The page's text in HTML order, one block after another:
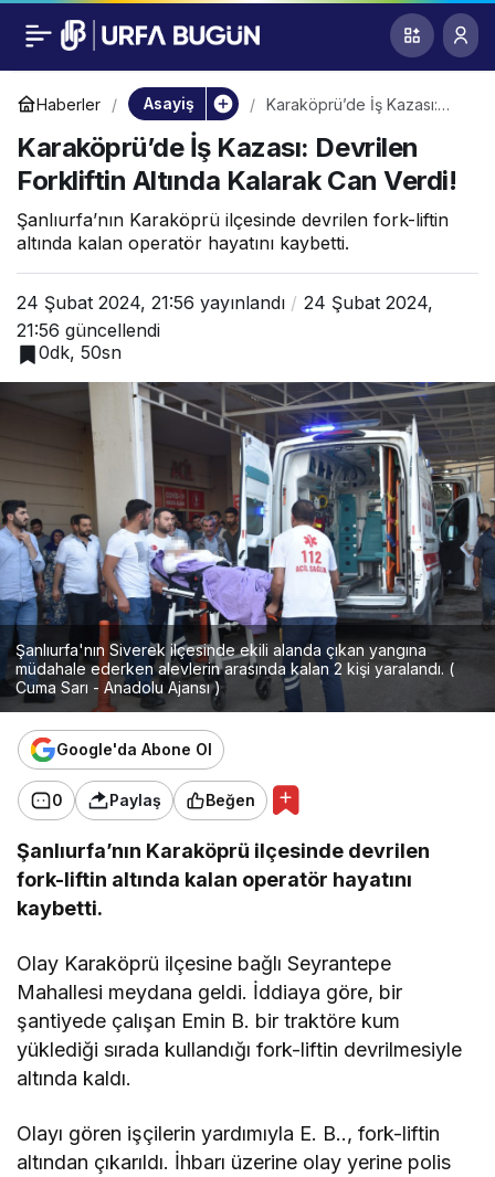
Haberler Asayiş
Karaköprü’de İş Kazası:
Kalarak Can Verdi!
Karaköprü’de İş Kazası: Devrilen
Forkliftin Altında Kalarak Can Verdi!
Şanlıurfa’nın Karaköprü ilçesinde devrilen fork-liftin
altında kalan operatör hayatını kaybetti.
24 Şubat 2024, 21:56 yayınlandı
24 Şubat 2024,
21:56 güncellendi
0dk, 50sn
Şanlıurfa'nın Siverek ilçesinde ekili alanda çıkan yangına
müdahale ederken alevlerin arasında kalan 2 kişi yaralandı. (
Cuma Sarı - Anadolu Ajansı )
Google'da Abone Ol
0 Paylaş Beğen
Şanlıurfa’nın Karaköprü ilçesinde devrilen
fork-liftin altında kalan operatör hayatını
kaybetti.
Olay Karaköprü ilçesine bağlı Seyrantepe
Mahallesi meydana geldi. İddiaya göre, bir
şantiyede çalışan Emin B. bir traktöre kum
yüklediği sırada kullandığı fork-liftin devrilmesiyle
altında kaldı.
Olayı gören işçilerin yardımıyla E. B.., fork-liftin
altından çıkarıldı. İhbarı üzerine olay yerine polis
Karaköprü’de İş
Kazası: Devrilen
Forkliftin Altında
Kalarak Can Verdi!
0